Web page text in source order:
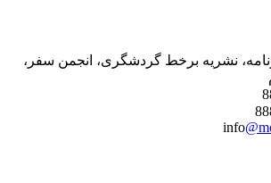
نشریه برخط گردشگری، انجمن سفر،